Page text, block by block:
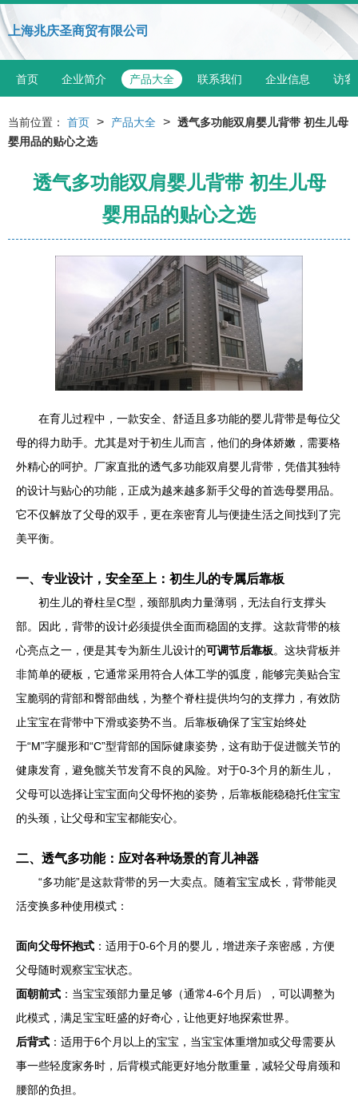
上海兆庆圣商贸有限公司
首页 企业简介 产品大全 联系我们 企业信息 访客
当前位置： 首页 > 产品大全 > 透气多功能双肩婴儿背带 初生儿母
婴用品的贴心之选
透气多功能双肩婴儿背带 初生儿母
婴用品的贴心之选
在育儿过程中，一款安全、舒适且多功能的婴儿背带是每位父
母的得力助手。尤其是对于初生儿而言，他们的身体娇嫩，需要格
外精心的呵护。厂家直批的透气多功能双肩婴儿背带，凭借其独特
的设计与贴心的功能，正成为越来越多新手父母的首选母婴用品。
它不仅解放了父母的双手，更在亲密育儿与便捷生活之间找到了完
美平衡。
一、专业设计，安全至上：初生儿的专属后靠板
初生儿的脊柱呈C型，颈部肌肉力量薄弱，无法自行支撑头
部。因此，背带的设计必须提供全面而稳固的支撑。这款背带的核
心亮点之一，便是其专为新生儿设计的可调节后靠板。这块背板并
非简单的硬板，它通常采用符合人体工学的弧度，能够完美贴合宝
宝脆弱的背部和臀部曲线，为整个脊柱提供均匀的支撑力，有效防
止宝宝在背带中下滑或姿势不当。后靠板确保了宝宝始终处
于“M”字腿形和“C”型背部的国际健康姿势，这有助于促进髋关节的
健康发育，避免髋关节发育不良的风险。对于0-3个月的新生儿，
父母可以选择让宝宝面向父母怀抱的姿势，后靠板能稳稳托住宝宝
的头颈，让父母和宝宝都能安心。
二、透气多功能：应对各种场景的育儿神器
“多功能”是这款背带的另一大卖点。随着宝宝成长，背带能灵
活变换多种使用模式：
面向父母怀抱式 ：适用于0-6个月的婴儿，增进亲子亲密感，方便
父母随时观察宝宝状态。
面朝前式 ：当宝宝颈部力量足够（通常4-6个月后），可以调整为
此模式，满足宝宝旺盛的好奇心，让他更好地探索世界。
后背式 ：适用于6个月以上的宝宝，当宝宝体重增加或父母需要从
事一些轻度家务时，后背模式能更好地分散重量，减轻父母肩颈和
腰部的负担。